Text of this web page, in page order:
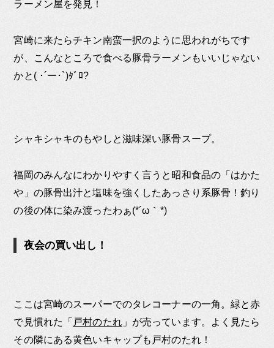
ラーメン屋を発見！
宮崎に来たらチキン南蛮一択のように思われがちです
が、こんなところで食べる豚骨ラーメンもいいじゃない
かと( ･´ー･`)ﾀﾞﾛ?
シャキシャキのもやしと滋味深い豚骨スープ。
福岡のみんなにわかりやすく言うと昭和食品の「はかた
や」の豚骨出汁と塩味を強くしたあっさり系豚骨！釣り
の後の体に染み渡ったわぁ(*´ω｀*)
夜会の買い出し！
ここは宮崎のスーパーでのタレコーナーの一角。緑と赤
で見慣れた「 戸村のたれ」が売っています。よく見たら
その隣にある黄色いキャップも戸村のたれ！